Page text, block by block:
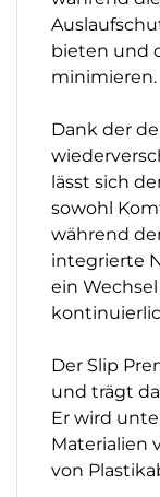
bieten und
minimieren.
Dank der
lässt sich
sowohl
während
integrierte
ein
Der Slip
und trägt
Er wird
Materialien
von